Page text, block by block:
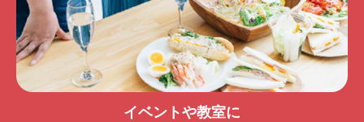
イベントや教室に